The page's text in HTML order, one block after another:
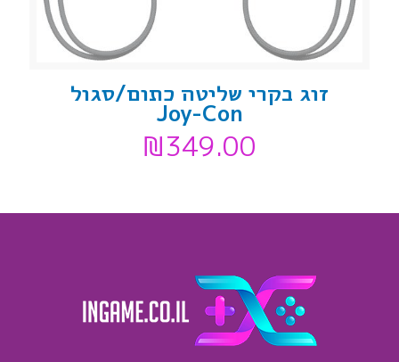
זוג בקרי שליטה כתום/סגול
Joy-Con
₪349.00